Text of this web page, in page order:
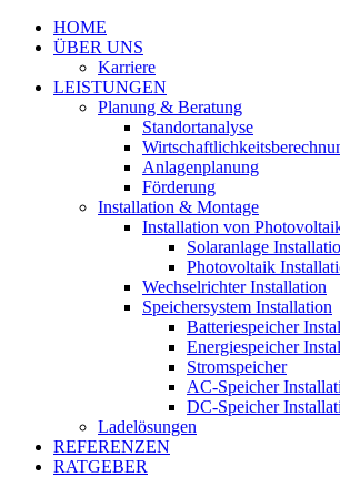
HOME
ÜBER UNS
Karriere
LEISTUNGEN
Planung & Beratung
Standortanalyse
Anlagenplanung
Förderung
Installation & Montage
Installation von
Solaranlage
Photovoltaik
Wechselrichter Installation
Speichersystem Installation
Batteriespeicher
Energiespeicher
Stromspeicher
AC-Speicher
DC-Speicher
Ladelösungen
REFERENZEN
RATGEBER